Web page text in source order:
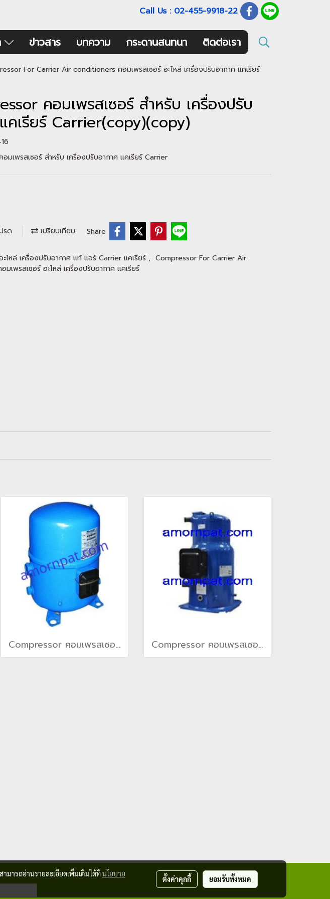
Call Us : 02-455-9918-22
ข่าวสาร บทความ กระดานสนทนา ติดต่อเรา
For Carrier Air conditioners คอมเพรสเซอร์ อะไหล่ เครื่องปรับอากาศ แคเรียร์
คอมเพรสเซอร์ สำหรับ เครื่องปรับ
คเรียร์ Carrier(copy)(copy)
เพรสเซอร์ สำหรับ เครื่องปรับอากาศ แคเรียร์ Carrier
รด เปรียบเทียบ Share
ไหล่ เครื่องปรับอากาศ แท้ แอร์ Carrier แคเรียร์ , Compressor For Carrier Air
เพรสเซอร์ อะไหล่ เครื่องปรับอากาศ แคเรียร์
Compressor คอมเพรสเซอร์ สำหรับ เครื่องปรับอากาศ แคเรียร์ Carrier(copy)(copy)(copy)(copy)(copy)(copy) Compressor คอมเพรสเซอร์ สำหรับ เครื่องปรับอากาศ แคเรียร์ Carrier(copy)(copy)(copy)(copy)(copy)
มารถอ่านรายละเอียดเพิ่มเติมได้ที่นโยบาย
ตั้งค่าคุกกี้ ยอมรับทั้งหมด